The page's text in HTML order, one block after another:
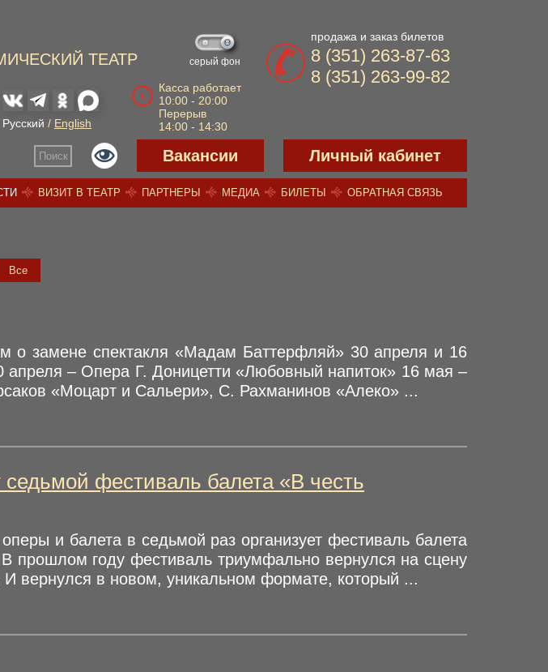
ТЕАТР
серый фон
Касса работает
10:00 - 20:00
Перерыв
14:00 - 14:30
Русский / English
продажа и заказ билетов
8 (351) 263-87-63
8 (351) 263-99-82
Поиск Вакансии Личный кабинет
ВИЗИТ В ТЕАТР ПАРТНЕРЫ МЕДИА БИЛЕТЫ ОБРАТНАЯ СВЯЗЬ
Вce
о замене спектакля «Мадам Баттерфляй» 30 апреля и 16
апреля – Опера Г. Доницетти «Любовный напиток» 16 мая –
«Моцарт и Сальери», С. Рахманинов «Алеко» ...
фестиваль балета «В честь
и балета в седьмой раз организует фестиваль балета
прошлом году фестиваль триумфально вернулся на сцену
И вернулся в новом, уникальном формате, который ...